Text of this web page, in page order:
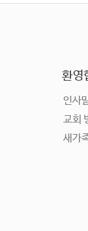
환영
인사
교회
새가